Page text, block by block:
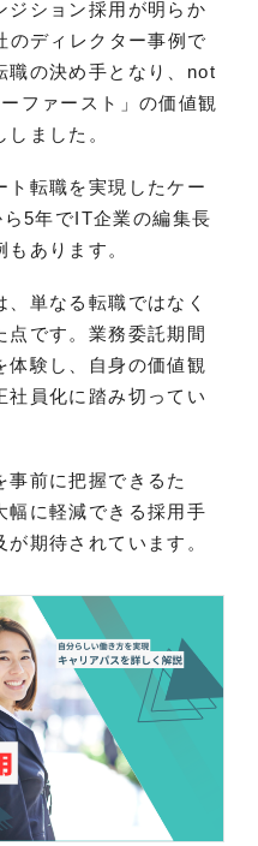
ジション採用が明らか
のディレクター事例で
職の決め手となり、not
ファースト」の価値観
ました。
ト転職を実現したケー
5年でIT企業の編集長
あります。
単なる転職ではなく
点です。業務委託期間
体験し、自身の価値観
社員化に踏み切ってい
前に把握できるた
幅に軽減できる採用手
期待されています。